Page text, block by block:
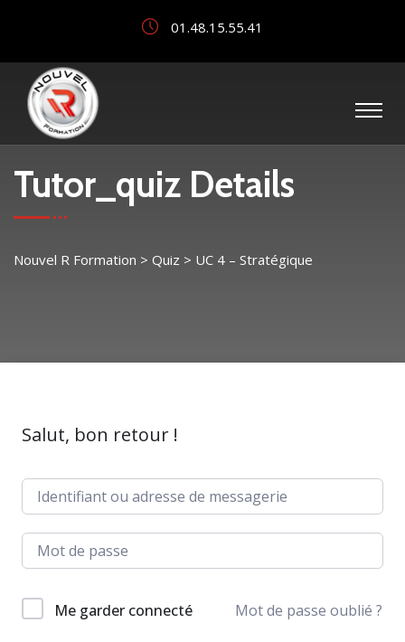
01.48.15.55.41
Tutor_quiz Details
Nouvel R Formation > Quiz > UC 4 – Stratégique
Salut, bon retour !
Me garder connecté Mot de passe oublié ?